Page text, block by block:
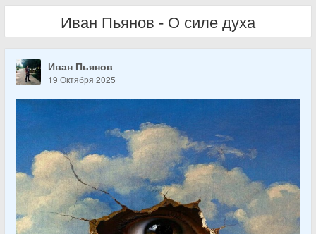
Иван Пьянов - О силе духа
Иван Пьянов
19 Октября 2025